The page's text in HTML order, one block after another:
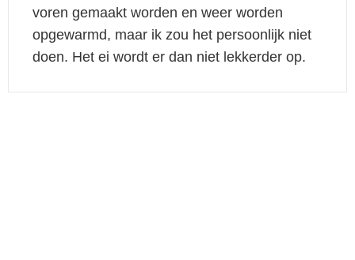
voren gemaakt worden en weer worden
opgewarmd, maar ik zou het persoonlijk niet
doen. Het ei wordt er dan niet lekkerder op.